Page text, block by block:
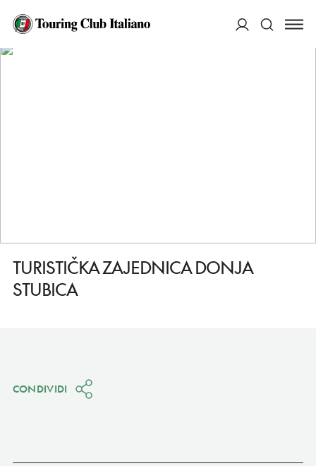
HOME
TURISTIČKA ZAJEDNICA DONJA STUBICA
TURISTIČKA ZAJEDNICA DONJA
STUBICA
CONDIVIDI